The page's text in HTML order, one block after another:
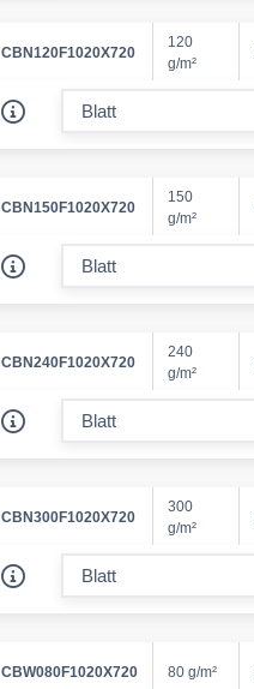
CBN120F1020X720
120
g/m²
CBN150F1020X720
150
g/m²
CBN240F1020X720
240
g/m²
CBN300F1020X720
300
g/m²
CBW080F1020X720 80 g/m²